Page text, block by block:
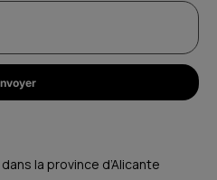
la province d’Alicante